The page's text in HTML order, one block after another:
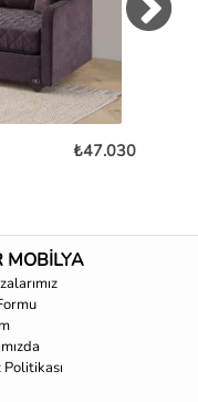
₺47.030
MOBİLYA